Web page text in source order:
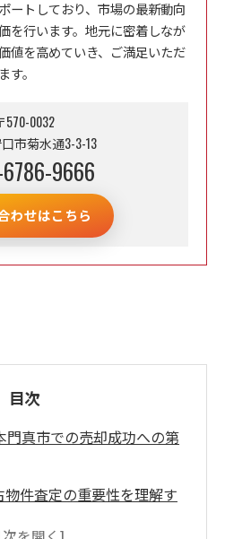
ートしており、市場の最新動向
を行います。地元に密着しなが
値を高めていき、ご満足いただ
。
570-0032
市菊水通3-3-13
9666
わせはこちら
目次
門真市での売却成功への第
件査定の重要性を理解す